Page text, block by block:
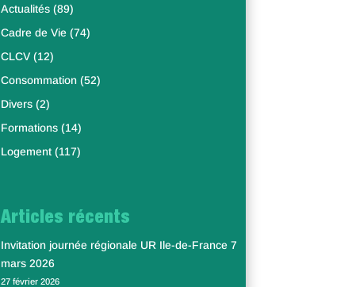
Actualités(89)
Cadre de Vie(74)
CLCV(12)
Consommation(52)
Divers(2)
Formations(14)
Logement(117)
Articles récents
Invitation journée régionale UR Ile-de-France 7
mars 2026
27 février 2026